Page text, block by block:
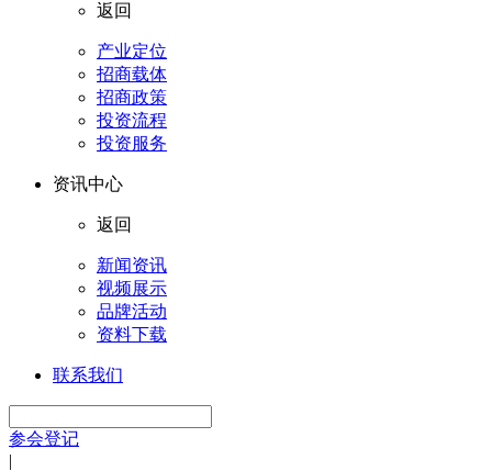
返回
产业定位
招商载体
招商政策
投资流程
投资服务
资讯中心
返回
新闻资讯
视频展示
品牌活动
资料下载
联系我们
参会登记
|